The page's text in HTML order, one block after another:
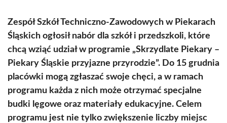
Zespół Szkół Techniczno-Zawodowych w Piekarach
Śląskich ogłosił nabór dla szkół i przedszkoli, które
chcą wziąć udział w programie „Skrzydlate Piekary –
Piekary Śląskie przyjazne przyrodzie”. Do 15 grudnia
placówki mogą zgłaszać swoje chęci, a w ramach
programu każda z nich może otrzymać specjalne
budki lęgowe oraz materiały edukacyjne. Celem
programu jest nie tylko zwiększenie liczby miejsc